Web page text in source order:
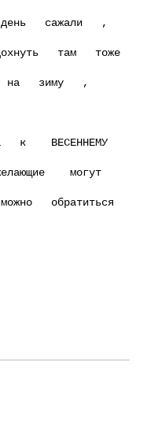
сажали   ,
там   тоже
на   зиму   ,
могут
обратиться